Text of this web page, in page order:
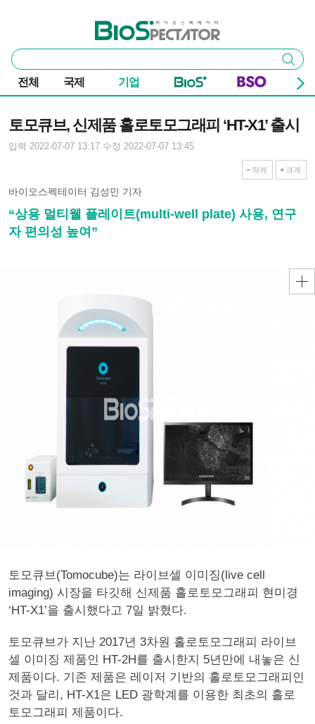
바이오스펙테이터
통
합
검
색
검색
전체 국제 기업
토모큐브, 신제품 홀로토모그래피 ‘HT-X1’ 출시
입력 2022-07-07 13:17 수정 2022-07-07 13:45
작게 크게
바이오스펙테이터 김성민 기자
“상용 멀티웰 플레이트(multi-well plate) 사용, 연구
자 편의성 높여”
토모큐브(Tomocube)는 라이브셀 이미징(live cell
imaging) 시장을 타깃해 신제품 홀로토모그래피 현미경
‘HT-X1’을 출시했다고 7일 밝혔다.
토모큐브가 지난 2017년 3차원 홀로토모그래피 라이브
셀 이미징 제품인 HT-2H를 출시한지 5년만에 내놓은 신
제품이다. 기존 제품은 레이저 기반의 홀로토모그래피인
것과 달리, HT-X1은 LED 광학계를 이용한 최초의 홀로
토모그래피 제품이다.